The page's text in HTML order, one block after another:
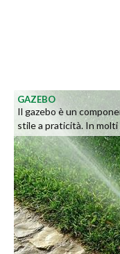
GAZEBO
Il gazebo è un
stile a praticità. In